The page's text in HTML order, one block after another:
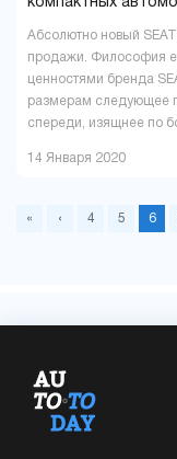
Абсолютно новый
продажи. Философия
ценностями бренда
размерам следующее
спереди, изящнее по
14 Января 2020
« ‹ 4 5 6